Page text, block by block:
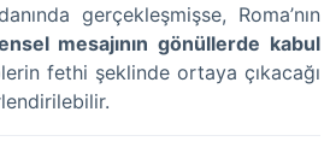
gerçekleşmişse, Roma’nın
mesajının gönüllerde kabul
fethi şeklinde ortaya çıkacağı